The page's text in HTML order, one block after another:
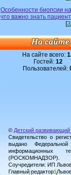
Особенности биопсии
что важно знать
[
На сайте всего:
Гостей: 12
Пользователей:
© Детский
Свидетельство о
выдано
информационных
(РОСКОМНАДЗОР).
Соучредители: ИП
Главный редактор: